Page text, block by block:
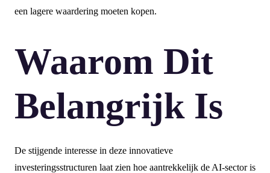
een lagere waardering moeten kopen.
Waarom Dit
Belangrijk Is
De stijgende interesse in deze innovatieve
investeringsstructuren laat zien hoe aantrekkelijk de AI-sector is